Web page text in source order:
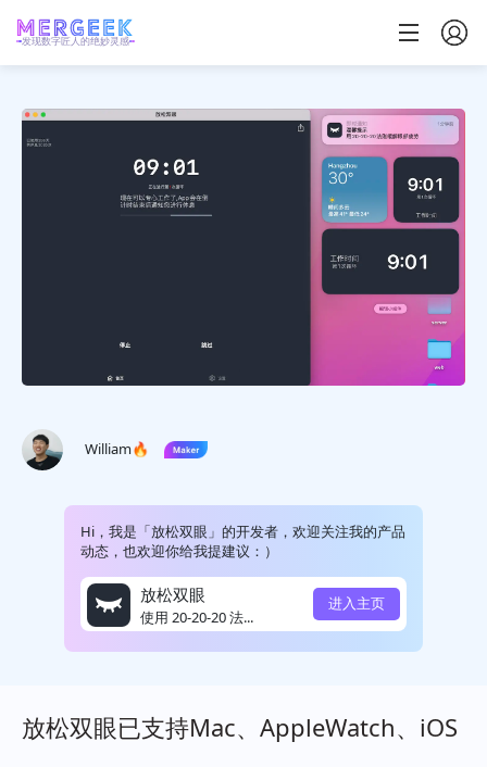
发现数字匠人的绝妙灵感
William🔥
Hi，我是「放松双眼」的开发者，欢迎关注我的产品
动态，也欢迎你给我提建议：）
放松双眼
使用 20-20-20 法...
进入主页
放松双眼已支持Mac、AppleWatch、iOS